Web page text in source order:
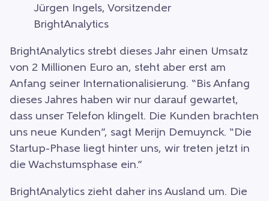
Jürgen Ingels, Vorsitzender
BrightAnalytics
BrightAnalytics strebt dieses Jahr einen Umsatz
von 2 Millionen Euro an, steht aber erst am
Anfang seiner Internationalisierung. “Bis Anfang
dieses Jahres haben wir nur darauf gewartet,
dass unser Telefon klingelt. Die Kunden brachten
uns neue Kunden”, sagt Merijn Demuynck. “Die
Startup-Phase liegt hinter uns, wir treten jetzt in
die Wachstumsphase ein.”
BrightAnalytics zieht daher ins Ausland um. Die